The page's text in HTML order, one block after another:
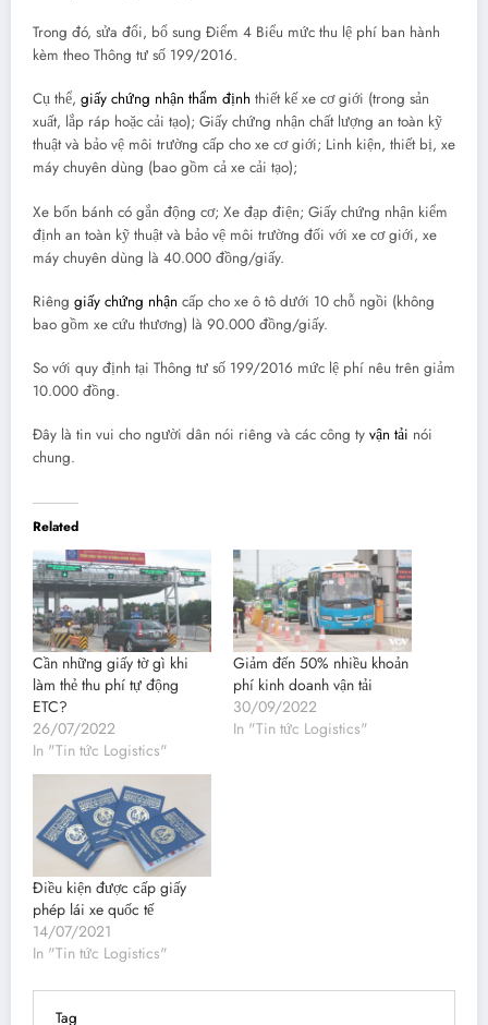
Trong đó, sửa đổi, bổ sung Điểm 4 Biểu mức thu lệ phí ban hành
kèm theo Thông tư số 199/2016.
Cụ thể, giấy chứng nhận thẩm định thiết kế xe cơ giới (trong sản
xuất, lắp ráp hoặc cải tạo); Giấy chứng nhận chất lượng an toàn kỹ
thuật và bảo vệ môi trường cấp cho xe cơ giới; Linh kiện, thiết bị, xe
máy chuyên dùng (bao gồm cả xe cải tạo);
Xe bốn bánh có gắn động cơ; Xe đạp điện; Giấy chứng nhận kiểm
định an toàn kỹ thuật và bảo vệ môi trường đối với xe cơ giới, xe
máy chuyên dùng là 40.000 đồng/giấy.
Riêng giấy chứng nhận cấp cho xe ô tô dưới 10 chỗ ngồi (không
bao gồm xe cứu thương) là 90.000 đồng/giấy.
So với quy định tại Thông tư số 199/2016 mức lệ phí nêu trên giảm
10.000 đồng.
Đây là tin vui cho người dân nói riêng và các công ty vận tải nói
chung.
Related
Cần những giấy tờ gì khi
làm thẻ thu phí tự động
ETC?
26/07/2022
In "Tin tức Logistics"
Giảm đến 50% nhiều khoản
phí kinh doanh vận tải
30/09/2022
In "Tin tức Logistics"
Điều kiện được cấp giấy
phép lái xe quốc tế
14/07/2021
In "Tin tức Logistics"
Tag